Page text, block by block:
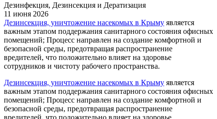
Дезинфекция, Дезинсекция и Дератизация
11 июня 2026
Дезинсекция, уничтожение насекомых в Крыму является
важным этапом поддержания санитарного состояния офисных
помещений; Процесс направлен на создание комфортной и
безопасной среды, предотвращая распространение
вредителей, что положительно влияет на здоровье
сотрудников и чистоту рабочего пространства.
Дезинсекция, уничтожение насекомых в Крыму является
важным этапом поддержания санитарного состояния офисных
помещений; Процесс направлен на создание комфортной и
безопасной среды, предотвращая распространение
вредителей, что положительно влияет на здоровье